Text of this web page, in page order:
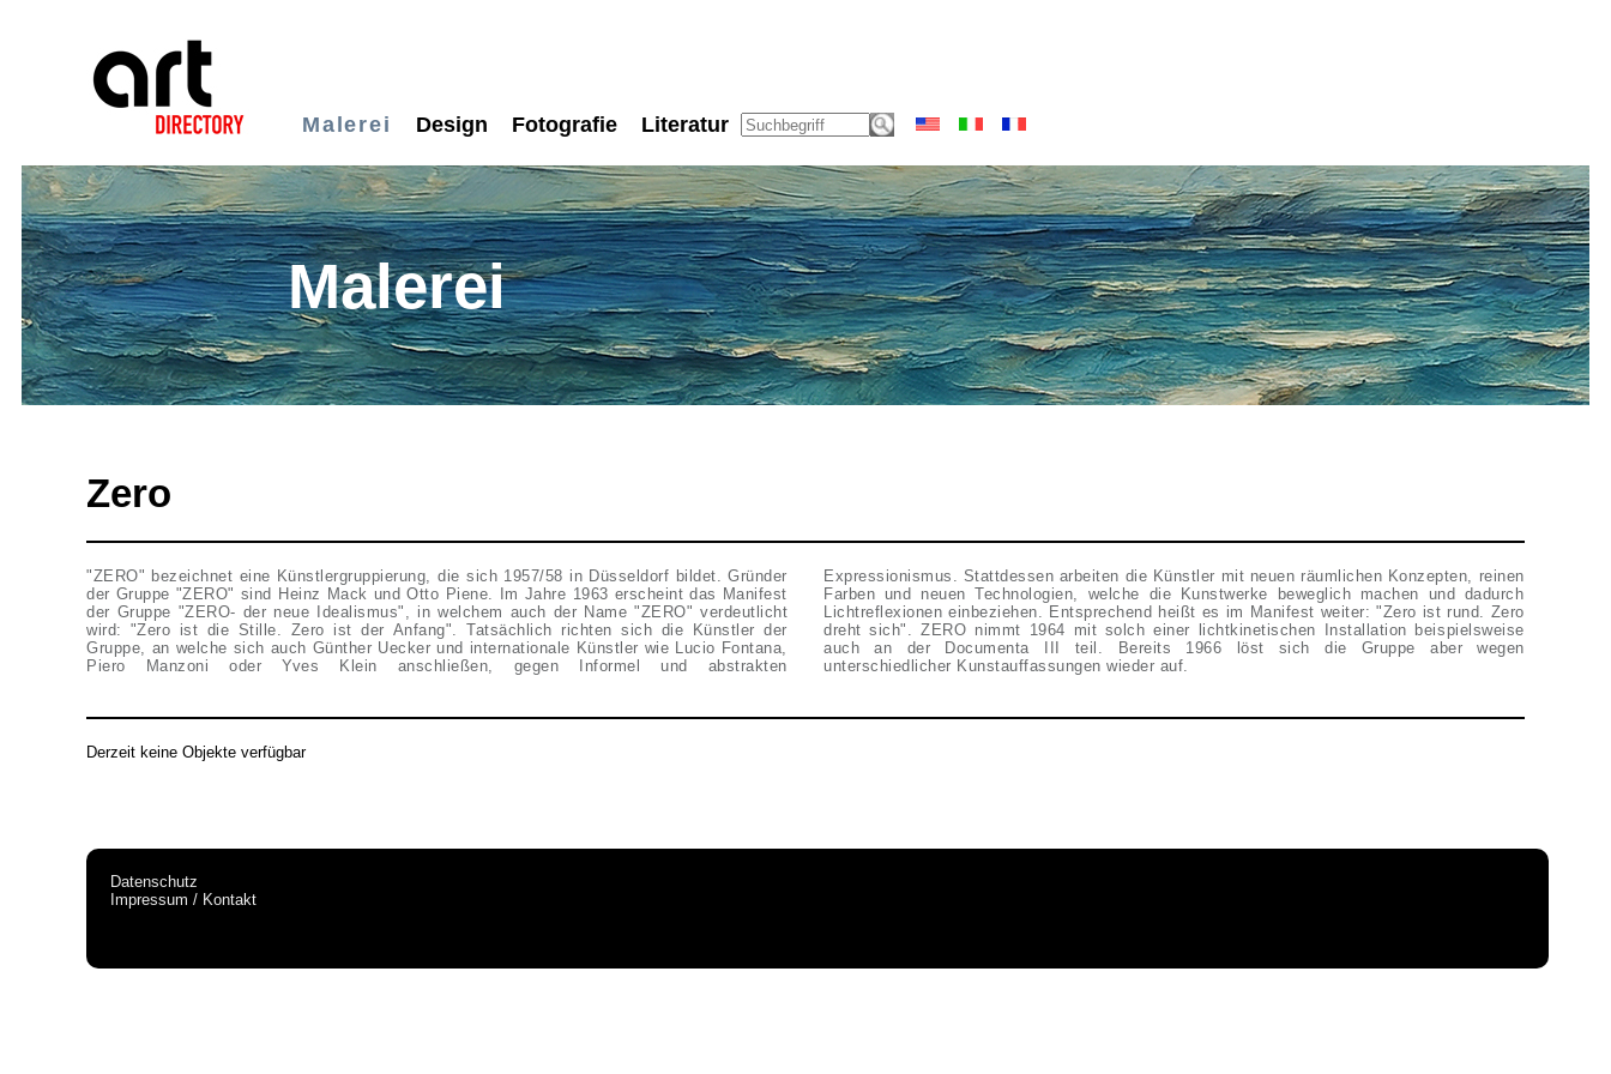
Malerei Design Fotografie Literatur
Malerei
Zero
"ZERO" bezeichnet eine Künstlergruppierung, die sich 1957/58 in Düsseldorf bildet. Gründer
der Gruppe "ZERO" sind Heinz Mack und Otto Piene. Im Jahre 1963 erscheint das Manifest
der Gruppe "ZERO- der neue Idealismus", in welchem auch der Name "ZERO" verdeutlicht
wird: "Zero ist die Stille. Zero ist der Anfang". Tatsächlich richten sich die Künstler der
Gruppe, an welche sich auch Günther Uecker und internationale Künstler wie Lucio Fontana,
Piero Manzoni oder Yves Klein anschließen, gegen Informel und abstrakten
Expressionismus. Stattdessen arbeiten die Künstler mit neuen räumlichen Konzepten, reinen
Farben und neuen Technologien, welche die Kunstwerke beweglich machen und dadurch
Lichtreflexionen einbeziehen. Entsprechend heißt es im Manifest weiter: "Zero ist rund. Zero
dreht sich". ZERO nimmt 1964 mit solch einer lichtkinetischen Installation beispielsweise
auch an der Documenta III teil. Bereits 1966 löst sich die Gruppe aber wegen
unterschiedlicher Kunstauffassungen wieder auf.
Derzeit keine Objekte verfügbar
Datenschutz
Impressum / Kontakt